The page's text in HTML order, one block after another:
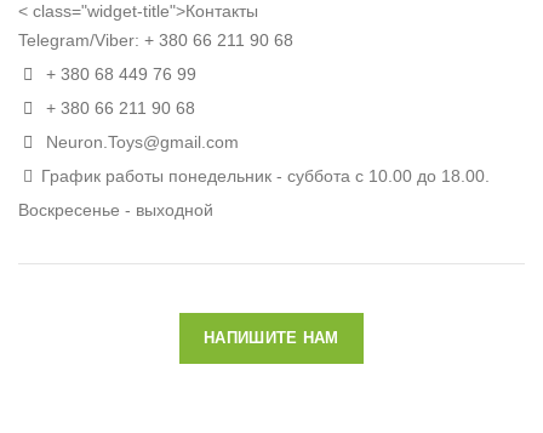
< class="widget-title">Контакты
Telegram/Viber: + 380 66 211 90 68
+ 380 68 449 76 99
+ 380 66 211 90 68
Neuron.Toys@gmail.com
График работы понедельник - суббота с 10.00 до 18.00.
Воскресенье - выходной
НАПИШИТЕ НАМ